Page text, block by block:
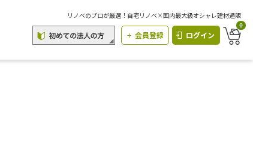
リノベのプロが厳選！自宅リノベ×国内最大級オシャレ建材通販
会員登録 ログイン
0